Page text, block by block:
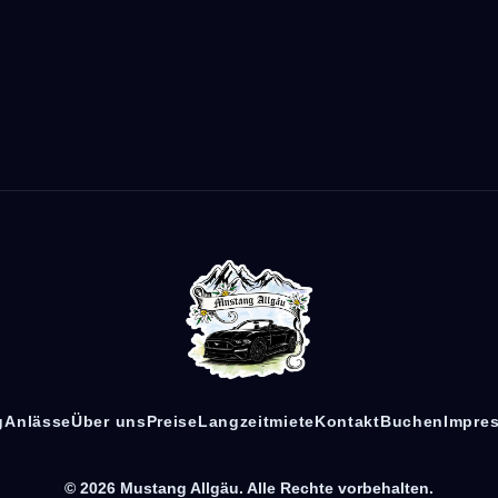
AnlässeÜber unsPreiseLangzeitmieteKontaktBuchen
© 2026 Mustang Allgäu. Alle Rechte vorbehalten.